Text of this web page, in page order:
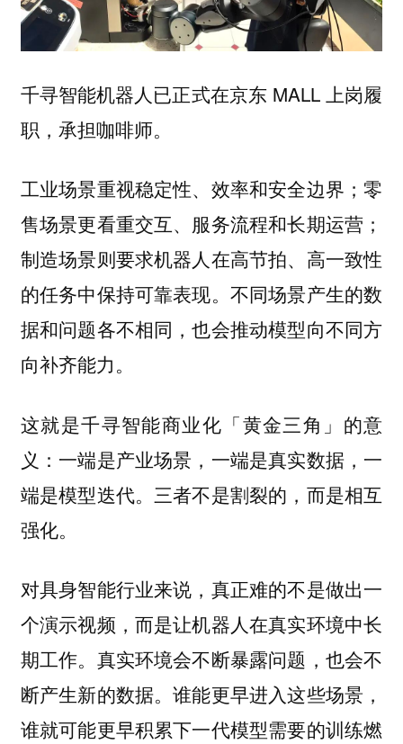
千寻智能机器人已正式在京东 MALL 上岗履
职，承担咖啡师。
工业场景重视稳定性、效率和安全边界；零
售场景更看重交互、服务流程和长期运营；
制造场景则要求机器人在高节拍、高一致性
的任务中保持可靠表现。不同场景产生的数
据和问题各不相同，也会推动模型向不同方
向补齐能力。
这就是千寻智能商业化「黄金三角」的意
义：一端是产业场景，一端是真实数据，一
端是模型迭代。三者不是割裂的，而是相互
强化。
对具身智能行业来说，真正难的不是做出一
个演示视频，而是让机器人在真实环境中长
期工作。真实环境会不断暴露问题，也会不
断产生新的数据。谁能更早进入这些场景，
谁就可能更早积累下一代模型需要的训练燃